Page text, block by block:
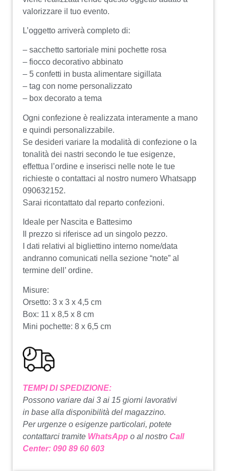
valorizzare il tuo evento.
L’oggetto arriverà completo di:
– sacchetto sartoriale mini pochette rosa
– fiocco decorativo abbinato
– 5 confetti in busta alimentare sigillata
– tag con nome personalizzato
– box decorato a tema
Ogni confezione è realizzata interamente a mano
e quindi personalizzabile.
Se desideri variare la modalità di confezione o la
tonalità dei nastri secondo le tue esigenze,
effettua l’ordine e inserisci nelle note le tue
richieste o contattaci al nostro numero Whatsapp
090632152.
Sarai ricontattato dal reparto confezioni.
Ideale per Nascita e Battesimo
Il prezzo si riferisce ad un singolo pezzo.
I dati relativi al bigliettino interno nome/data
andranno comunicati nella sezione “note” al
termine dell’ ordine.
Misure:
Orsetto: 3 x 3 x 4,5 cm
Box: 11 x 8,5 x 8 cm
Mini pochette: 8 x 6,5 cm
TEMPI DI SPEDIZIONE:
Possono variare dai 3 ai 15 giorni lavorativi
in base alla disponibilità del magazzino.
Per urgenze o esigenze particolari, potete
contattarci tramite WhatsApp o al nostro Call
Center: 090 89 60 603